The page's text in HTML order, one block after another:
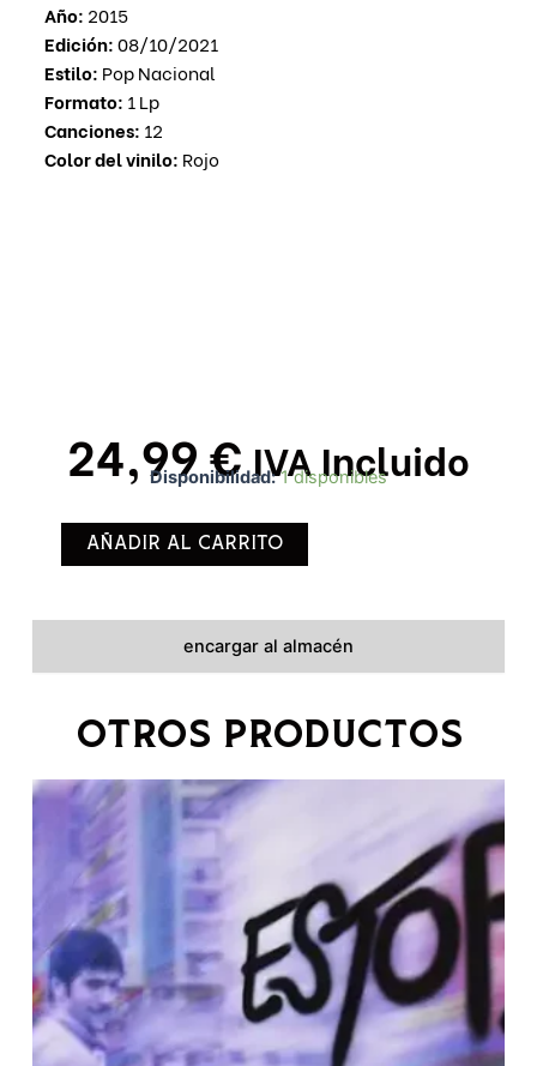
encargar al almacén
Año: 2015
Edición:08/10/2021
Estilo: Pop Nacional
Formato: 1 Lp
Canciones: 12
Color del vinilo: Rojo
24,99€ IVA Incluido
Disponibilidad: 1 disponibles
DE
ULTRATUMBA
Añadir Al Carrito
OTROS PRODUCTOS